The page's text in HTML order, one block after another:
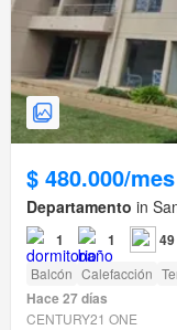
$ 480.000/mes
Departamento in
1 1 49
Balcón Calefacción
Hace 27 días
CENTURY21 ONE